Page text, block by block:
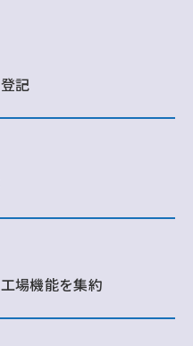
記
場機能を集約